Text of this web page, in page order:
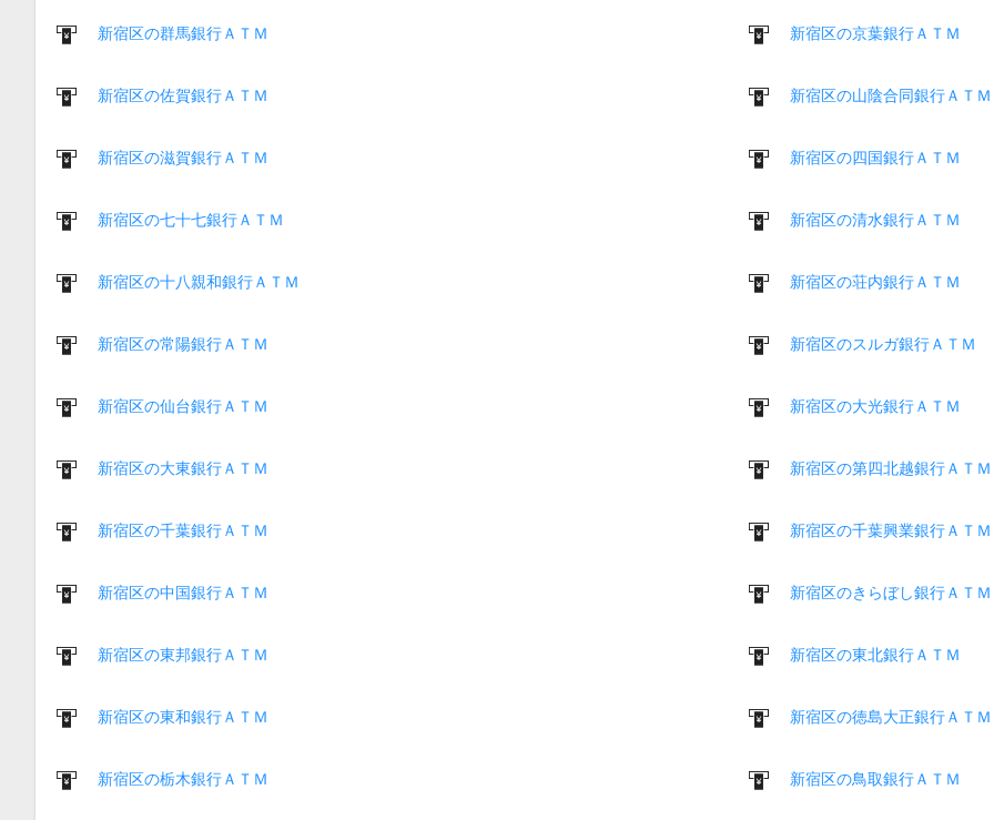
新宿区の群馬銀行ＡＴＭ 新宿区の京葉銀行ＡＴＭ
新宿区の佐賀銀行ＡＴＭ 新宿区の山陰合同銀行ＡＴＭ
新宿区の滋賀銀行ＡＴＭ 新宿区の四国銀行ＡＴＭ
新宿区の七十七銀行ＡＴＭ 新宿区の清水銀行ＡＴＭ
新宿区の十八親和銀行ＡＴＭ 新宿区の荘内銀行ＡＴＭ
新宿区の常陽銀行ＡＴＭ 新宿区のスルガ銀行ＡＴＭ
新宿区の仙台銀行ＡＴＭ 新宿区の大光銀行ＡＴＭ
新宿区の大東銀行ＡＴＭ 新宿区の第四北越銀行ＡＴＭ
新宿区の千葉銀行ＡＴＭ 新宿区の千葉興業銀行ＡＴＭ
新宿区の中国銀行ＡＴＭ 新宿区のきらぼし銀行ＡＴＭ
新宿区の東邦銀行ＡＴＭ 新宿区の東北銀行ＡＴＭ
新宿区の東和銀行ＡＴＭ 新宿区の徳島大正銀行ＡＴＭ
新宿区の栃木銀行ＡＴＭ 新宿区の鳥取銀行ＡＴＭ